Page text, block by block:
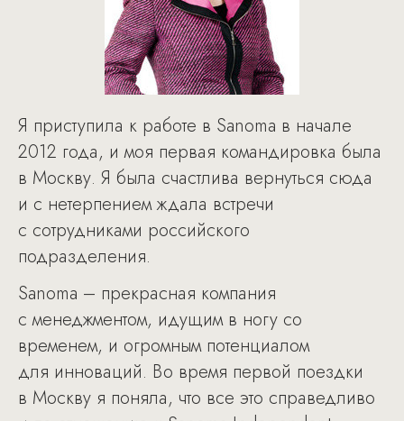
Я приступила к работе в Sanoma в начале
2012 года, и моя первая командировка была
в Москву. Я была счастлива вернуться сюда
и с нетерпением ждала встречи
с сотрудниками российского
подразделения.
Sanoma – прекрасная компания
с менеджментом, идущим в ногу со
временем, и огромным потенциалом
для инноваций. Во время первой поездки
в Москву я поняла, что все это справедливо